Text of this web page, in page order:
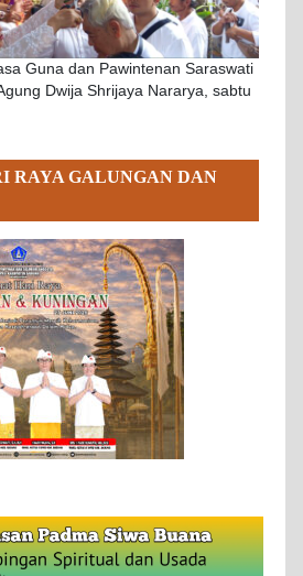
Guna dan Pawintenan Saraswati
Dwija Shrijaya Nararya, sabtu
RAYA GALUNGAN DAN